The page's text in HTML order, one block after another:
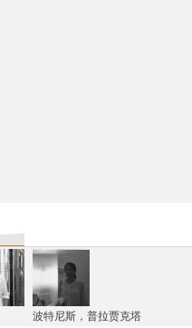
波特尼斯，普拉贾克塔